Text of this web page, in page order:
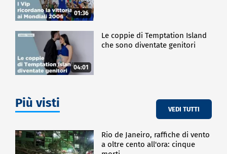
01:36
04:01
Le coppie di Temptation Island
che sono diventate genitori
Più visti VEDI TUTTI
Rio de Janeiro, raffiche di vento
a oltre cento all'ora: cinque